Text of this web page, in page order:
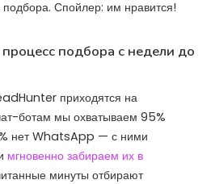
Спойлер: им нравится!
процесс подбора с недели до
приходятся на
ботам мы охватываем 95%
нет WhatsApp — с ними
мгновенно забираем их в
минуты отбирают